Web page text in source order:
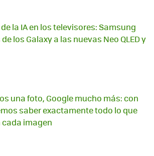
la IA en los televisores: Samsung
los Galaxy a las nuevas Neo QLED y
una foto, Google mucho más: con
saber exactamente todo lo que
imagen